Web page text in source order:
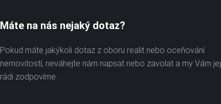
Máte na nás nejaký dotaz?
Pokud máte jakýkoli dotaz z oboru realit nebo oceňování
nemovitostí, neváhejte nám napsat nebo zavolat a my Vám jej
rádi zodpovíme.